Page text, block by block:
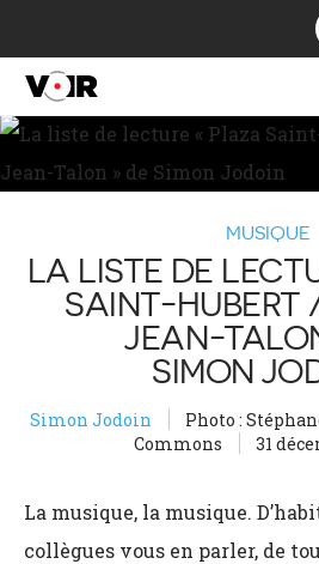
MUSIQUE
LA LISTE DE
SAINT-HUBERT
JEAN-
SIMON
Simon Jodoin
Photo :
Commons
31
La musique, la musique.
collègues vous en parler, de